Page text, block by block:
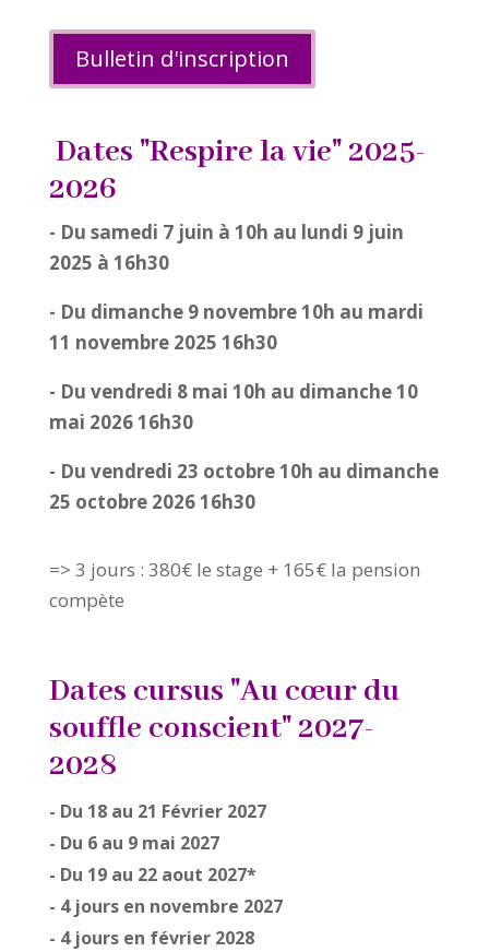
Bulletin d'inscription
Dates "Respire la vie" 2025-
2026
- Du samedi 7 juin à 10h au lundi 9 juin
2025 à 16h30
- Du dimanche 9 novembre 10h au mardi
11 novembre 2025 16h30
- Du vendredi 8 mai 10h au dimanche 10
mai 2026 16h30
- Du vendredi 23 octobre 10h au dimanche
25 octobre 2026 16h30
=> 3 jours : 380€ le stage + 165€ la pension
compète
Dates cursus "Au cœur du
souffle conscient" 2027-
2028
- Du 18 au 21 Février 2027
- Du 6 au 9 mai 2027
- Du 19 au 22 aout 2027*
- 4 jours en novembre 2027
- 4 jours en février 2028